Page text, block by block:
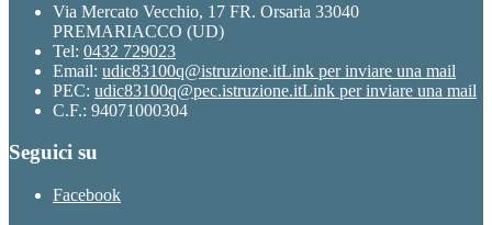
Via Mercato Vecchio, 17 FR. Orsaria 33040
PREMARIACCO (UD)
Tel: 0432 729023
Email: udic83100q@istruzione.itLink per inviare una mail
PEC: udic83100q@pec.istruzione.itLink per inviare una mail
C.F.: 94071000304
Seguici su
Facebook